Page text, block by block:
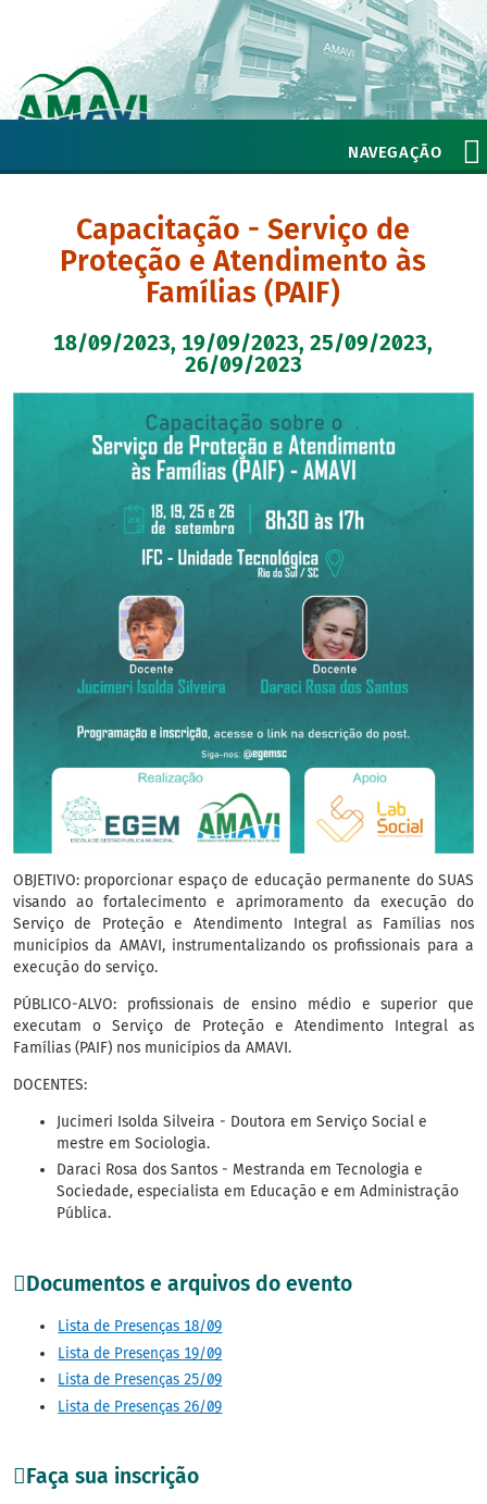
NAVEGAÇÃO
Capacitação - Serviço de
Proteção e Atendimento às
Famílias (PAIF)
18/09/2023, 19/09/2023, 25/09/2023,
26/09/2023
OBJETIVO: proporcionar espaço de educação permanente do SUAS
visando ao fortalecimento e aprimoramento da execução do
Serviço de Proteção e Atendimento Integral as Famílias nos
municípios da AMAVI, instrumentalizando os profissionais para a
execução do serviço.
PÚBLICO-ALVO: profissionais de ensino médio e superior que
executam o Serviço de Proteção e Atendimento Integral as
Famílias (PAIF) nos municípios da AMAVI.
DOCENTES:
Jucimeri Isolda Silveira - Doutora em Serviço Social e
mestre em Sociologia.
Daraci Rosa dos Santos - Mestranda em Tecnologia e
Sociedade, especialista em Educação e em Administração
Pública.
Documentos e arquivos do evento
Lista de Presenças 18/09
Lista de Presenças 19/09
Lista de Presenças 25/09
Lista de Presenças 26/09
Faça sua inscrição